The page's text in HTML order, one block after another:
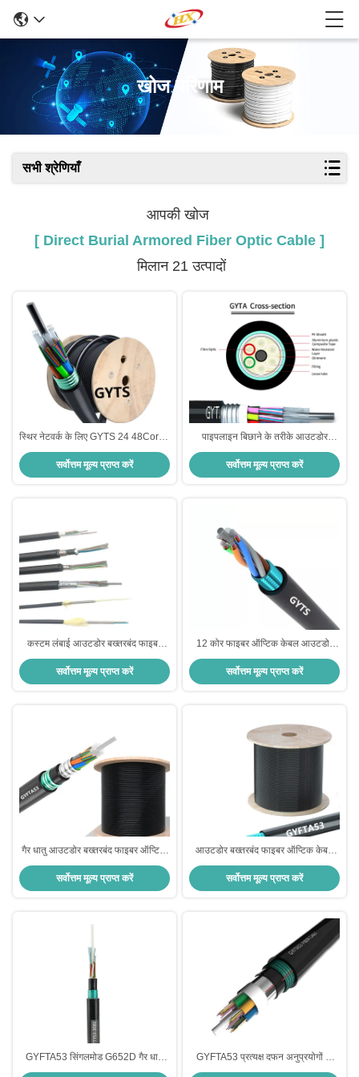
खोज परिणाम
सभी श्रेणियाँ
आपकी खोज
[ Direct Burial Armored Fiber Optic Cable ]
मिलान 21 उत्पादों
स्थिर नेटवर्क के लिए GYTS 24 48Cores
आउटडोर एसएम डायरेक्ट बरियल आर्मर्ड
फाइबर ऑप्टिक केबल
सर्वोत्तम मूल्य प्राप्त करें
पाइपलाइन बिछाने के तरीके आउटडोर
बख्तरबंद फाइबर ऑप्टिक केबल G652D
फाइबर विकल्प 0200±0015NA कठोर
वातावरण के लिए उपयुक्त संख्यात्मक एपर्चर
सर्वोत्तम मूल्य प्राप्त करें
कस्टम लंबाई आउटडोर बख्तरबंद फाइबर
ऑप्टिक केबल स्टील टेप के साथ बख्तरबंद
और भरने रस्सी संख्या 5 0 आउटडोर नेटवर्क
स्थापना के लिए आदर्श
सर्वोत्तम मूल्य प्राप्त करें
12 कोर फाइबर ऑप्टिक केबल आउटडोर
बख्तरबंद फाइबर ऑप्टिक केबल जिसमें
प्रदर्शन के लिए G652D फाइबर और
नालीदार स्टील टेप बख्तरबंद है
सर्वोत्तम मूल्य प्राप्त करें
गैर धातु आउटडोर बख्तरबंद फाइबर ऑप्टिक
केबल GYFTA53 कस्टम लंबाई
सर्वोत्तम मूल्य प्राप्त करें
आउटडोर बख्तरबंद फाइबर ऑप्टिक केबल
GYFTA53 1 2 4 दीर्घकालिक संचार के
लिए कोर
सर्वोत्तम मूल्य प्राप्त करें
GYFTA53 सिंगलमोड G652D गैर धातु
सामग्री जलरोधी बख्तरबंद फाइबर ऑप्टिक
GYFTA53 प्रत्यक्ष दफन अनुप्रयोगों के
लिए 2-288 कोर के साथ डबल बख्तरबंद